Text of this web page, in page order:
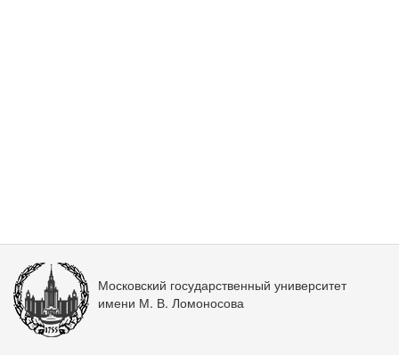
Московский государственный университет
имени М. В. Ломоносова